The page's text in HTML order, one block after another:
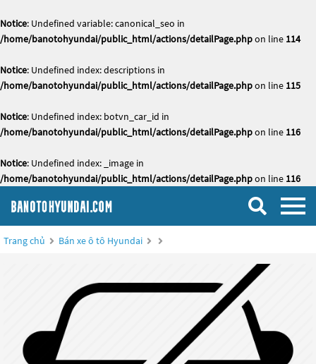
Notice: Undefined variable: canonical_seo in
/home/banotohyundai/public_html/actions/detailPage.phpon line 114
Notice: Undefined index: descriptions in
/home/banotohyundai/public_html/actions/detailPage.phpon line 115
Notice: Undefined index: botvn_car_id in
/home/banotohyundai/public_html/actions/detailPage.phpon line 116
Notice: Undefined index: _image in
/home/banotohyundai/public_html/actions/detailPage.phpon line 116
Trang chủ Bán xe ô tô Hyundai